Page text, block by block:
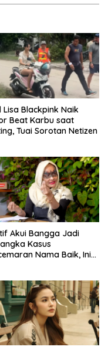
Lisa Blackpink Naik
Beat Karbu saat
Tuai Sorotan Netizen
Akui Bangga Jadi
Kasus
Nama Baik, Ini